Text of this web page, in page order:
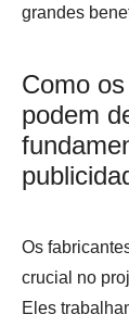
grandes
Como
podem
Os
crucial no
Eles